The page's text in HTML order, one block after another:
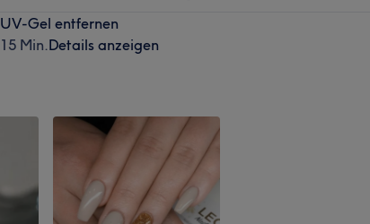
UV-Gel entfernen
15 Min.Details anzeigen